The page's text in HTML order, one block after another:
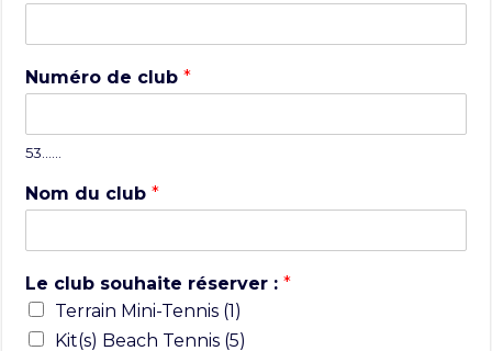
Numéro de club*
53……
Nom du club*
Le club souhaite réserver :*
Terrain Mini-Tennis (1)
Kit(s) Beach Tennis (5)